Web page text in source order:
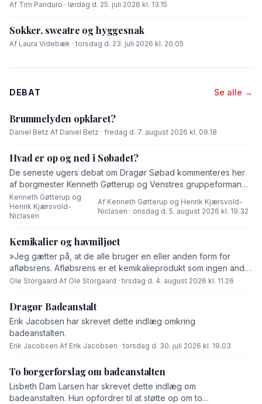
Af Tim Panduro · lørdag d. 25. juli 2026 kl. 13.15
Sokker, sweatre og hyggesnak
Af Laura Videbæk · torsdag d. 23. juli 2026 kl. 20.05
DEBAT Se alle →
Brummelyden opklaret?
Daniel Betz·Af Daniel Betz · fredag d. 7. august 2026 kl. 09.18
Hvad er op og ned i Søbadet?
De seneste ugers debat om Dragør Søbad kommenteres her
af borgmester Kenneth Gøtterup og Venstres gruppeformand
Henrik Kjærsvold-Niclasen.
Kenneth Gøtterup og
Henrik Kjærsvold-
Niclasen
·
Af Kenneth Gøtterup og Henrik Kjærsvold-
Niclasen · onsdag d. 5. august 2026 kl. 19.32
Kemikalier og havmiljøet
»Jeg gætter på, at de alle bruger en eller anden form for
afløbsrens. Afløbsrens er et kemikalieprodukt som ingen andre
end fabrikanten ved hvad består af,« skriver Ole Storgaard i
Ole Storgaard·Af Ole Storgaard · tirsdag d. 4. august 2026 kl. 11.26
Dragør Badeanstalt
Erik Jacobsen har skrevet dette indlæg omkring
badeanstalten.
Erik Jacobsen·Af Erik Jacobsen · torsdag d. 30. juli 2026 kl. 19.03
To borgerforslag om badeanstalten
Lisbeth Dam Larsen har skrevet dette indlæg om
badeanstalten. Hun opfordrer til at støtte op om to